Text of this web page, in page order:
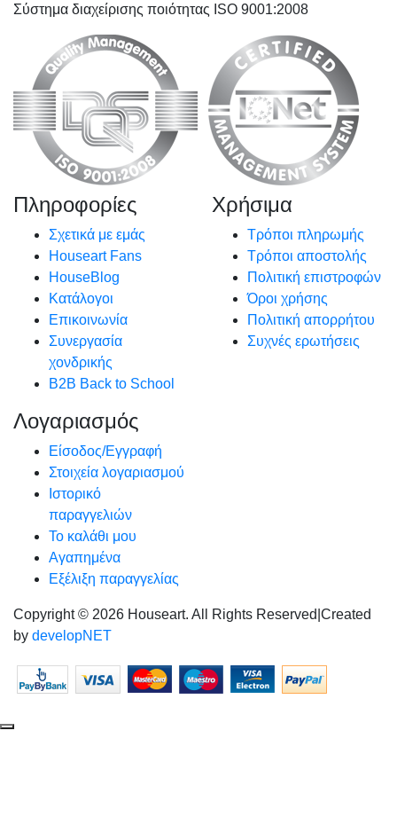
Σύστημα διαχείρισης ποιότητας ISO 9001:2008
Πληροφορίες
Σχετικά με εμάς
Houseart Fans
HouseBlog
Κατάλογοι
Επικοινωνία
Συνεργασία
χονδρικής
B2B Back to School
Χρήσιμα
Τρόποι πληρωμής
Τρόποι αποστολής
Πολιτική επιστροφών
Όροι χρήσης
Πολιτική απορρήτου
Συχνές ερωτήσεις
Λογαριασμός
Είσοδος/Εγγραφή
Στοιχεία λογαριασμού
Ιστορικό
παραγγελιών
Το καλάθι μου
Αγαπημένα
Εξέλιξη παραγγελίας
Copyright © 2026 Houseart. All Rights Reserved Created
by developNET